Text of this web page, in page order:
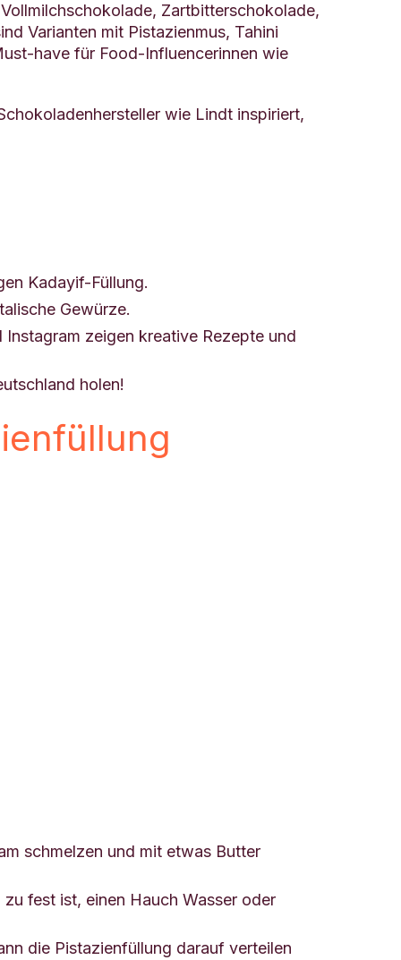
Zartbitterschokolade,
Varianten mit Pistazienmus, Tahini
have für Food-Influencerinnen wie
wie Lindt inspiriert,
Kadayif-Füllung.
Gewürze.
zeigen kreative Rezepte und
holen!
schmelzen und mit etwas Butter
fest ist, einen Hauch Wasser oder
die Pistazienfüllung darauf verteilen